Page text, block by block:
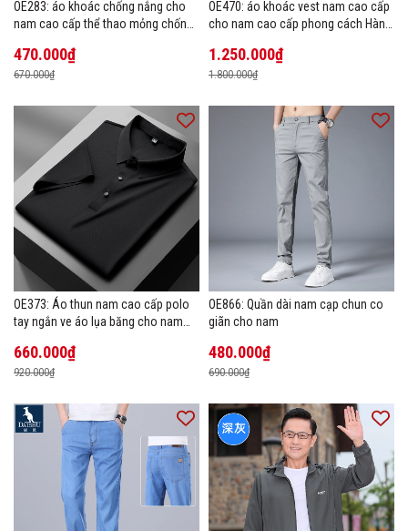
OE283: áo khoác chống nắng cho
nam cao cấp thể thao mỏng chống
470.000₫
670.000₫
OE470: áo khoác vest nam cao cấp
cho nam cao cấp phong cách Hàn
1.250.000₫
1.800.000₫
OE373: Áo thun nam cao cấp polo
tay ngắn ve áo lụa băng cho nam
660.000₫
920.000₫
OE866: Quần dài nam cạp chun co
giãn cho nam
480.000₫
690.000₫